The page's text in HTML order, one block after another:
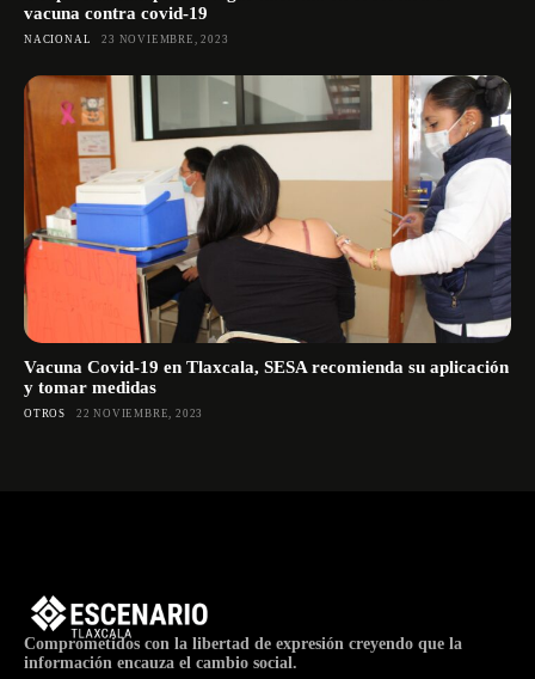
vacuna contra covid-19
NACIONAL 23 NOVIEMBRE, 2023
Vacuna Covid-19 en Tlaxcala, SESA recomienda su aplicación
y tomar medidas
OTROS 22 NOVIEMBRE, 2023
Comprometidos con la libertad de expresión creyendo que la
información encauza el cambio social.